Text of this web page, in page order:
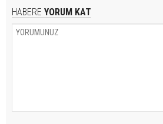
HABERE YORUM KAT